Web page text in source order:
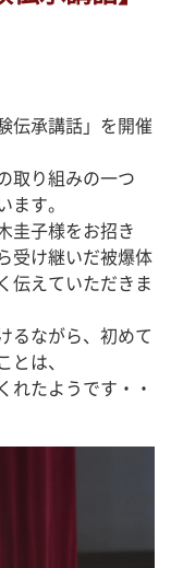
伝承講話」を開催
取り組みの一つ
す。
圭子様をお招き
受け継いだ被爆体
伝えていただきま
るながら、初めて
は、
れたようです・・